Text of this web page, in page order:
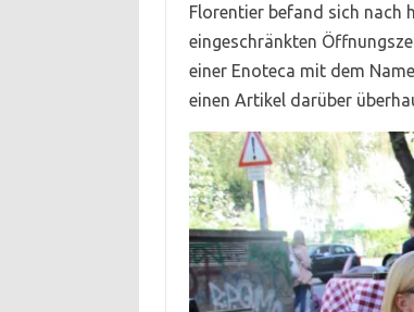
Florentier befand sich nach
eingeschränkten
einer Enoteca mit dem
einen Artikel darüber